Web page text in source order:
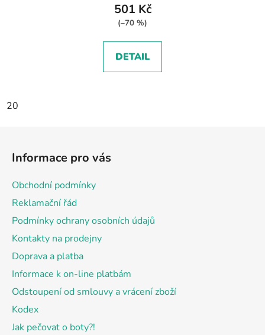
501 Kč
(–70 %)
DETAIL
20
Informace pro vás
Obchodní podmínky
Reklamační řád
Podmínky ochrany osobních údajů
Kontakty na prodejny
Doprava a platba
Informace k on-line platbám
Odstoupení od smlouvy a vrácení zboží
Kodex
Jak pečovat o boty?!